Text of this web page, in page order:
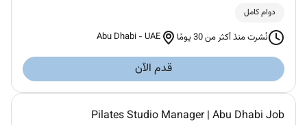
دوام كامل
نُشرت منذ أكثر من 30 يومًا Abu Dhabi -UAE
قدم الآن
Pilates Studio Manager | Abu Dhabi Job